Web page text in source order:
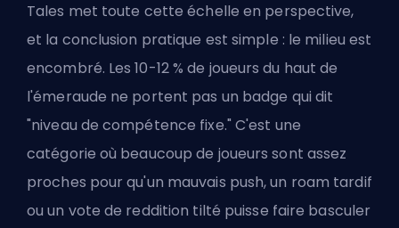
Tales met toute cette échelle en perspective,
et la conclusion pratique est simple : le milieu est
encombré. Les 10-12 % de joueurs du haut de
l'émeraude ne portent pas un badge qui dit
"niveau de compétence fixe." C'est une
catégorie où beaucoup de joueurs sont assez
proches pour qu'un mauvais push, un roam tardif
ou un vote de reddition tilté puisse faire basculer